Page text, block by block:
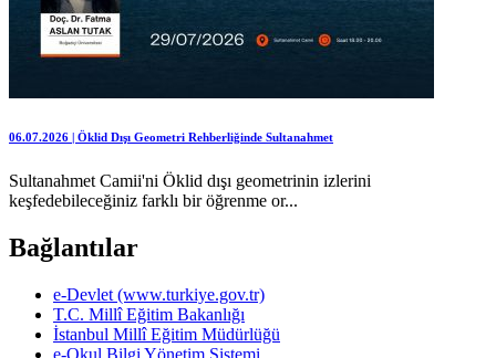
06.07.2026 | Öklid Dışı Geometri Rehberliğinde Sultanahmet
Sultanahmet Camii'ni Öklid dışı geometrinin izlerini
keşfedebileceğiniz farklı bir öğrenme or...
Bağlantılar
e-Devlet (www.turkiye.gov.tr)
T.C. Millî Eğitim Bakanlığı
İstanbul Millî Eğitim Müdürlüğü
e-Okul Bilgi Yönetim Sistemi